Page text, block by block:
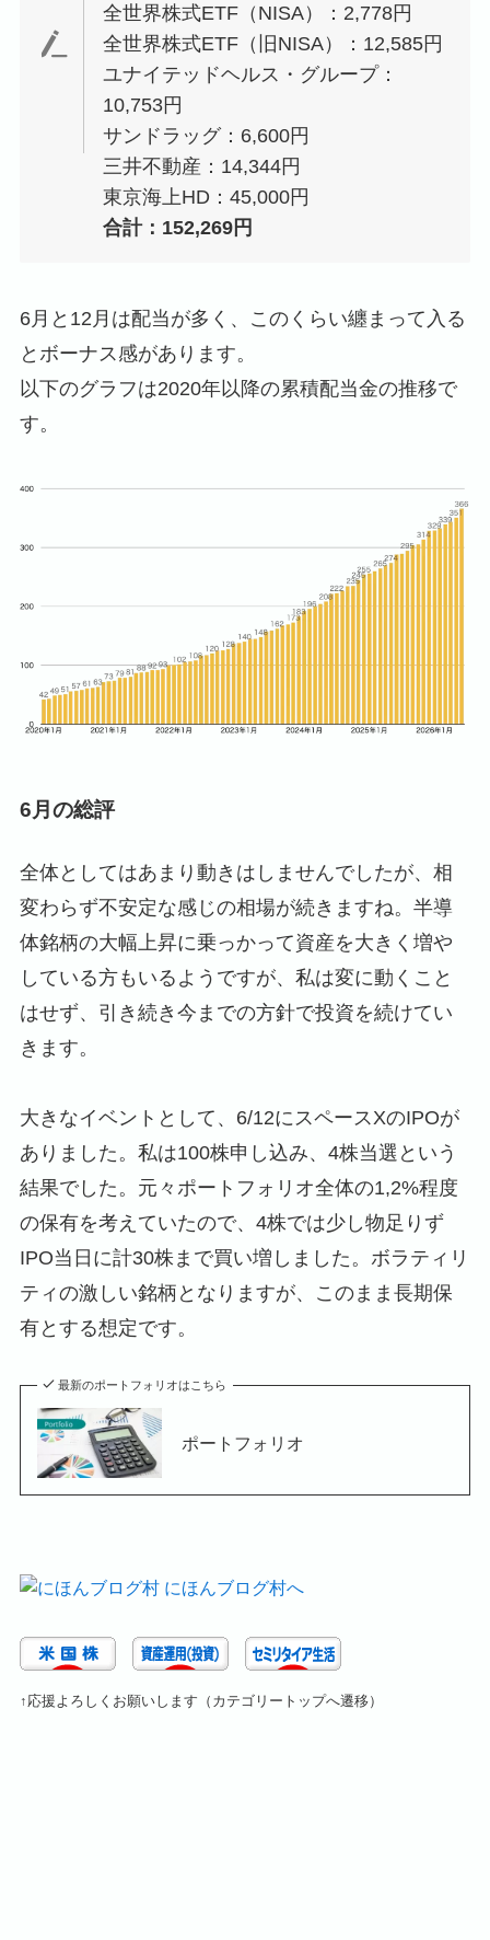
全世界株式ETF（NISA）：2,778円
全世界株式ETF（旧NISA）：12,585円
ユナイテッドヘルス・グループ：
10,753円
サンドラッグ：6,600円
三井不動産：14,344円
東京海上HD：45,000円
合計：152,269円
6月と12月は配当が多く、このくらい纏まって入る
とボーナス感があります。
以下のグラフは2020年以降の累積配当金の推移で
す。
6月の総評
全体としてはあまり動きはしませんでしたが、相
変わらず不安定な感じの相場が続きますね。半導
体銘柄の大幅上昇に乗っかって資産を大きく増や
している方もいるようですが、私は変に動くこと
はせず、引き続き今までの方針で投資を続けてい
きます。
大きなイベントとして、6/12にスペースXのIPOが
ありました。私は100株申し込み、4株当選という
結果でした。元々ポートフォリオ全体の1,2%程度
の保有を考えていたので、4株では少し物足りず
IPO当日に計30株まで買い増しました。ボラティリ
ティの激しい銘柄となりますが、このまま長期保
有とする想定です。
最新のポートフォリオはこちら
ポートフォリオ
↑応援よろしくお願いします（カテゴリートップへ遷移）